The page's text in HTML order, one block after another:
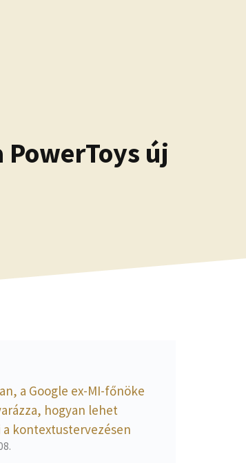
új
a Google ex-MI-főnöke
hogyan lehet
a kontextustervezésen